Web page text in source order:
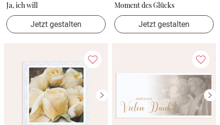
Ja, ich will
Jetzt gestalten
Moment des Glücks
Jetzt gestalten